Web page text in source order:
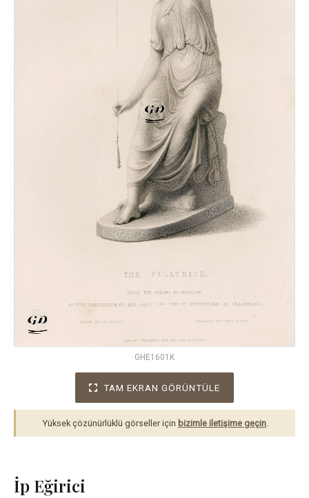
GHE1601K
TAM EKRAN GÖRÜNTÜLE
Yüksek çözünürlüklü görseller için bizimle iletişime geçin.
İp Eğirici